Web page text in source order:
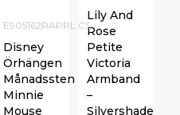
Lily And
Rose
Petite
Victoria
Armband
–
Silvershade
E905162RAPRL.CS
Disney
Örhängen
Månadssten
Minnie
Mouse